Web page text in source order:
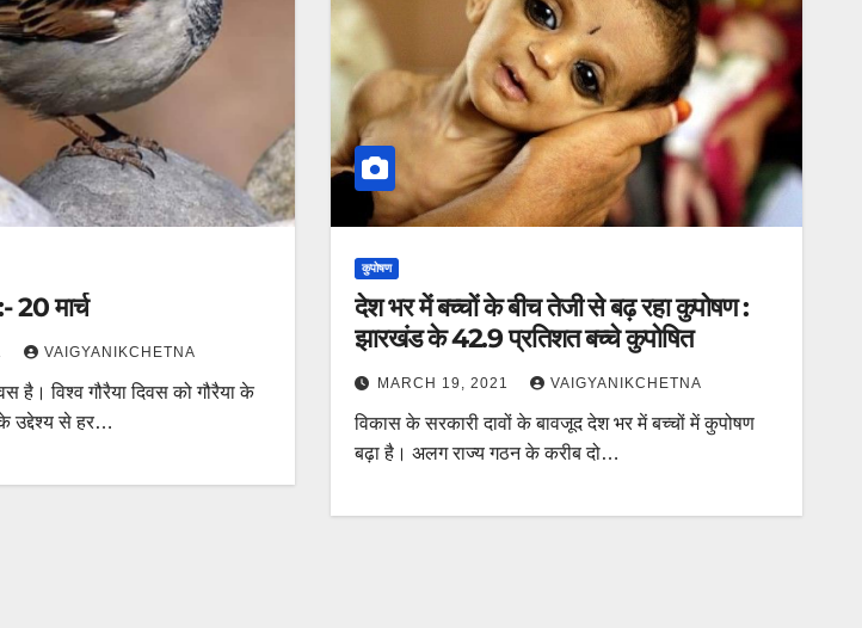
20 मार्च
VAIGYANIKCHETNA
है। विश्व गौरैया दिवस को गौरैया के
उद्देश्य से हर…
कुपोषण
देश भर में बच्चों के बीच तेजी से बढ़ रहा कुपोषण :
झारखंड के 42.9 प्रतिशत बच्चे कुपोषित
MARCH 19, 2021 VAIGYANIKCHETNA
विकास के सरकारी दावों के बावजूद देश भर में बच्चों में कुपोषण
बढ़ा है।‌ अलग राज्य गठन के करीब दो…